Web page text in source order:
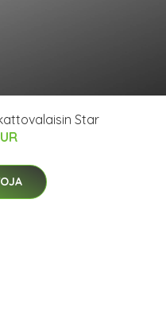
Star